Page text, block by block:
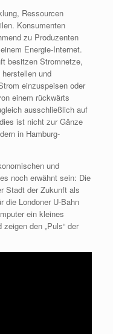
Ressourcen
Konsumenten
zu Produzenten
Energie-Internet.
besitzen Stromnetze,
und
einzuspeisen oder
einem rückwärts
ausschließlich auf
ist nicht zur Gänze
in Hamburg-
und
noch erwähnt sein: Die
Stadt der Zukunft als
die Londoner U-Bahn
ein kleines
den „Puls“ der